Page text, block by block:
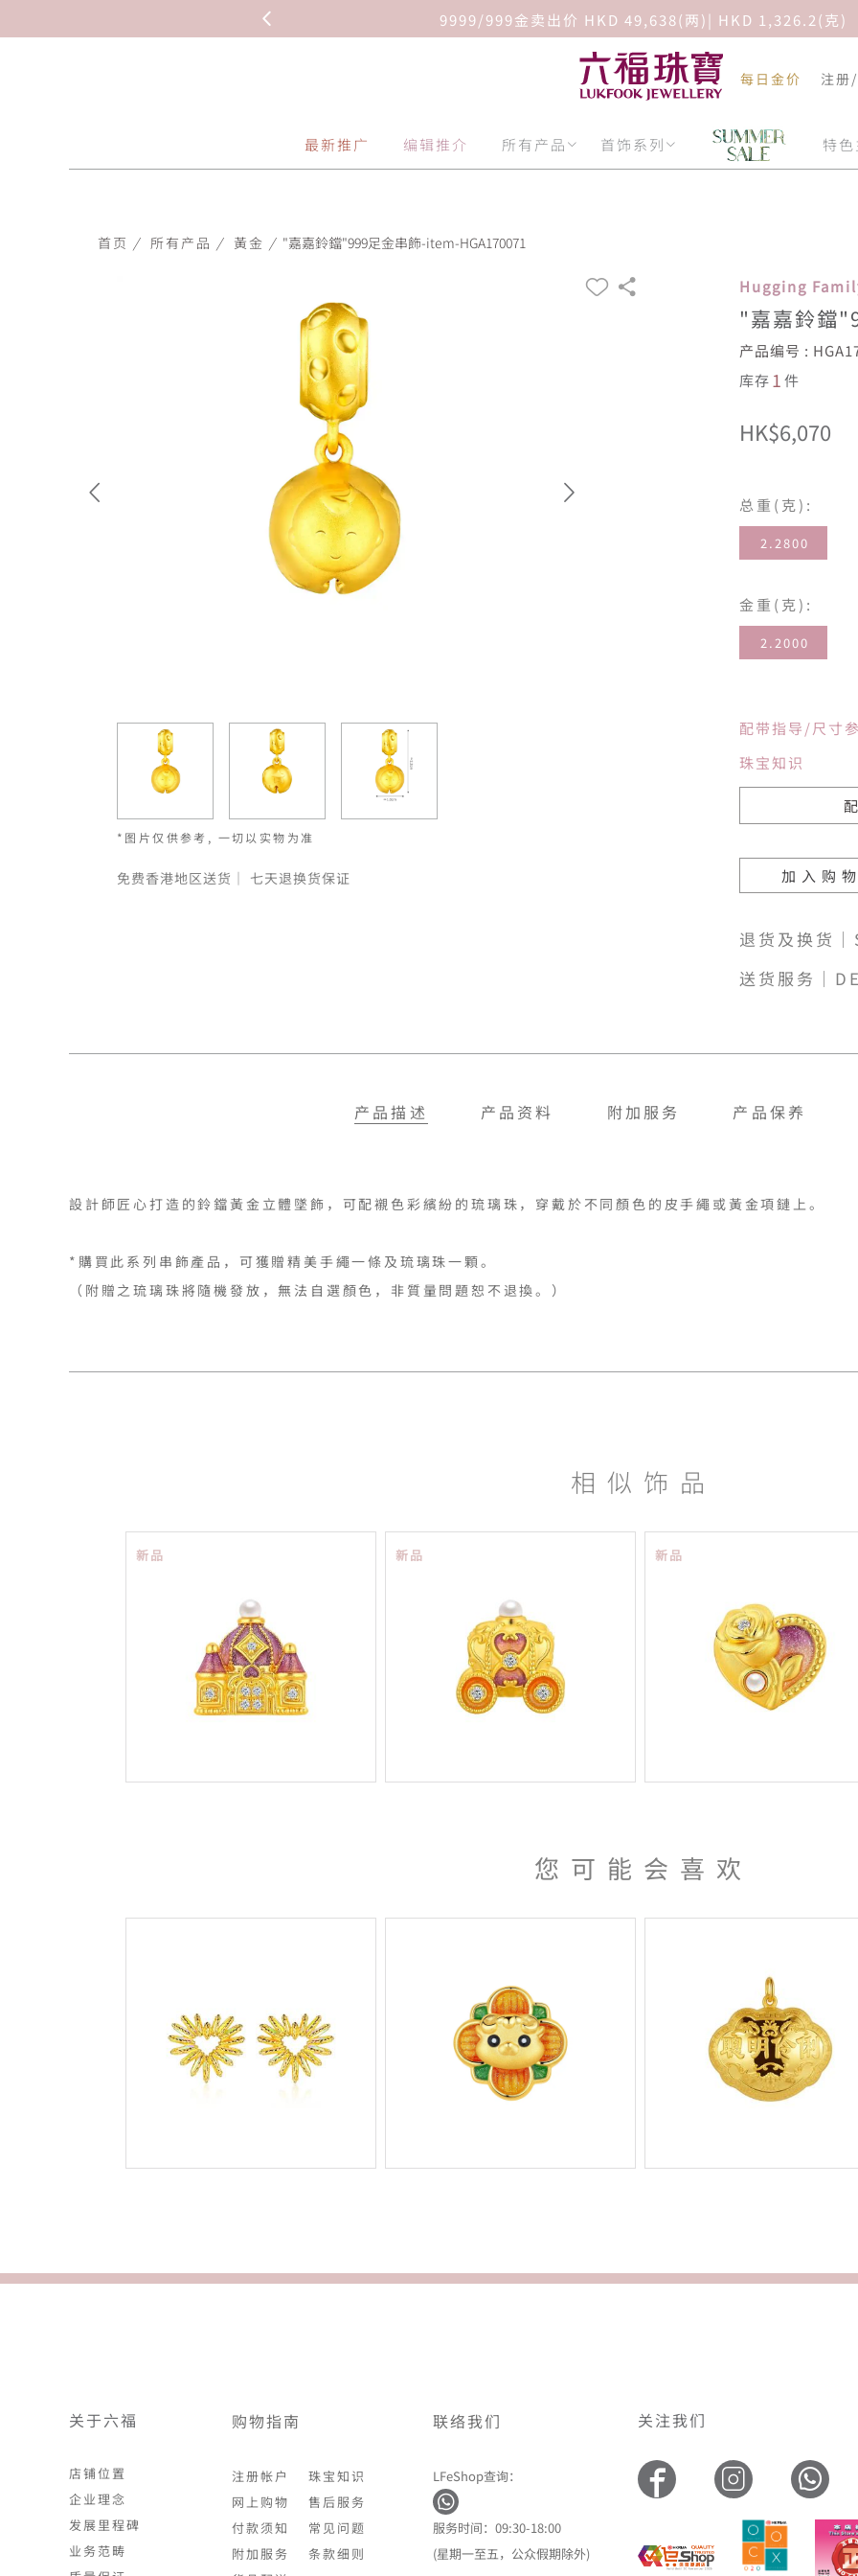
9999/999金卖出价 HKD 49,638(两)| HKD 1,326.2(克)
每日金价 注册
最新推广 编辑推介 所有产品 首饰系列 特
首页 / 所有产品 / 黃金 / "嘉嘉鈴鐺"999足金串飾-item-HGA170071
*图片仅供参考, 一切以实物为准
免费香港地区送货｜ 七天退换货保证
Hugging
"嘉嘉鈴鐺
产品编号 :
库存1件
HK$6,070
总重(克):
2.2800
金重(克):
2.2000
配带指导/尺寸
珠宝知识
加入购
退货及换货
送货服务｜
产品描述 产品资料 附加服务 产品保养
設計師匠心打造的鈴鐺黃金立體墜飾，可配襯色彩繽紛的琉璃珠，穿戴於不同顏色的皮手繩或黃金項鏈上。
*購買此系列串飾產品，可獲贈精美手繩一條及琉璃珠一顆。
相似饰品
新品 新品 新品
您可能会喜欢
关于六福
店铺位置
企业理念
发展里程碑
业务范畴
购物指南
注册帐户
网上购物
付款须知
附加服务
珠宝知识
售后服务
常见问题
条款细则
联络我们
LFeShop查询：
服务时间：09:30-18:00
(星期一至五，公众假期除外)
关注我们